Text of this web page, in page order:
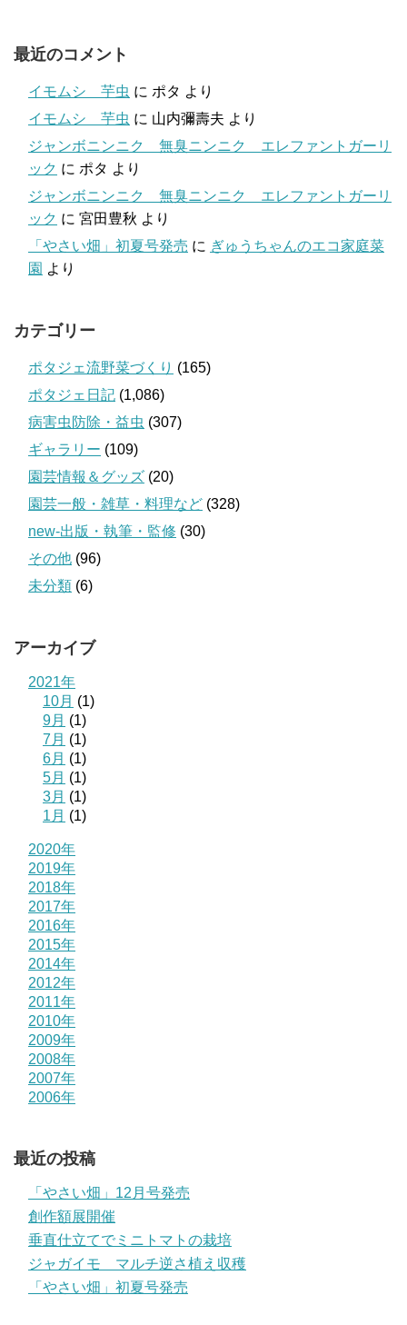
最近のコメント
イモムシ 芋虫 に ポタ より
イモムシ 芋虫 に 山内彌壽夫 より
ジャンボニンニク 無臭ニンニク エレファントガーリ
ック に ポタ より
ジャンボニンニク 無臭ニンニク エレファントガーリ
ック に 宮田豊秋 より
「やさい畑」初夏号発売 に ぎゅうちゃんのエコ家庭菜
園 より
カテゴリー
ポタジェ流野菜づくり (165)
ポタジェ日記 (1,086)
病害虫防除・益虫 (307)
ギャラリー (109)
園芸情報＆グッズ (20)
園芸一般・雑草・料理など (328)
new-出版・執筆・監修 (30)
その他 (96)
未分類 (6)
アーカイブ
2021年
10月 (1)
9月 (1)
7月 (1)
6月 (1)
5月 (1)
3月 (1)
1月 (1)
2020年
2019年
2018年
2017年
2016年
2015年
2014年
2012年
2011年
2010年
2009年
2008年
2007年
2006年
最近の投稿
「やさい畑」12月号発売
創作額展開催
垂直仕立てでミニトマトの栽培
ジャガイモ マルチ逆さ植え収穫
「やさい畑」初夏号発売